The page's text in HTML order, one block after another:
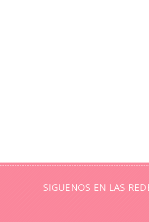
SIGUENOS EN LAS